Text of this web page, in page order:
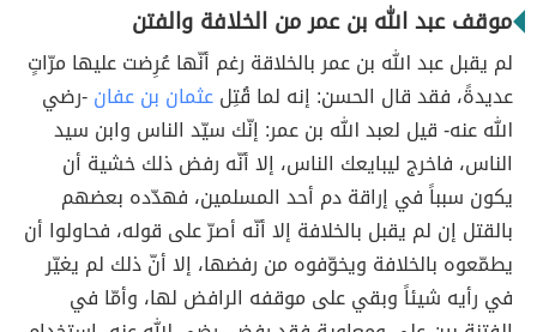
موقف عبد الله بن عمر من الخلافة والفتن
لم يقبل عبد الله بن عمر بالخلاقة رغم أنّها عُرِضت عليها مرّاتٍ
عديدةً، فقد قال الحسن: إنه لما قُتِلعثمان بن عفان-رضي
الله عنه- قيل لعبد الله بن عمر: إنّك سيّد الناس وابن سيد
الناس، فاخرج ليبايعك الناس، إلا أنّه رفض ذلك خشية أن
يكون سبباً في إراقة دم أحد المسلمين، فهدّده بعضهم
بالقتل إن لم يقبل بالخلافة إلا أنّه أصرّ على قوله، فحاولوا أن
يطمّعوه بالخلافة ويخوّفوه من رفضها، إلا أنّ ذلك لم يغيّر
في رأيه شيئاً وبقي على موقفه الرافض لها، وأمّا في